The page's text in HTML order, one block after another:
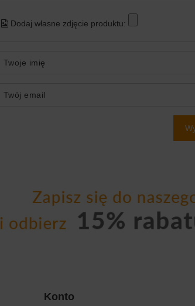
Dodaj własne zdjęcie produktu:
Twoje imię
Twój email
Konto